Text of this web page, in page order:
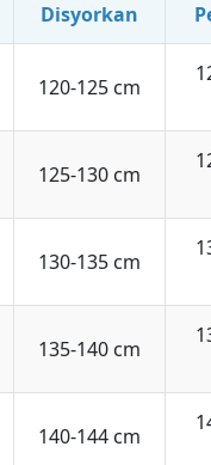
Disyorkan
120-125 cm
125-130 cm
130-135 cm
135-140 cm
140-144 cm